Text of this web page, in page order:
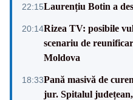
22:15Laurențiu Botin a
20:14Rizea TV: posibile
scenariu de
Moldova
18:33Pană masivă de
jur. Spitalul județean,